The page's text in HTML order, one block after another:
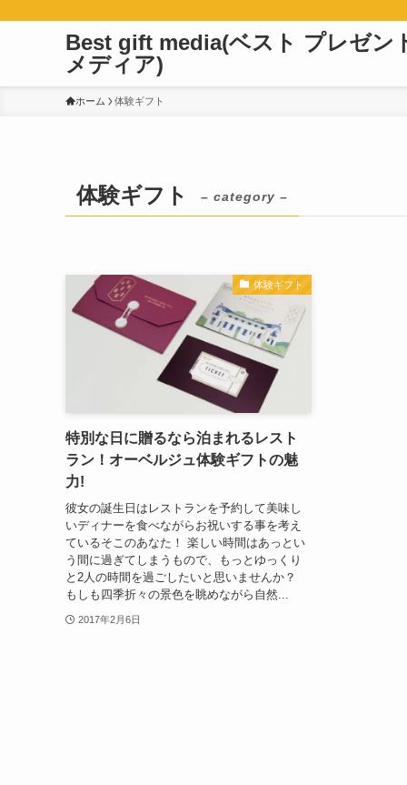
Best gift media(ベスト プレゼン
メディア)
ホーム 体験ギフト
体験ギフト – category –
体験ギフト
特別な日に贈るなら泊まれるレスト
ラン！オーベルジュ体験ギフトの魅
力!
彼女の誕生日はレストランを予約して美味し
いディナーを食べながらお祝いする事を考え
ているそこのあなた！ 楽しい時間はあっとい
う間に過ぎてしまうもので、もっとゆっくり
と2人の時間を過ごしたいと思いませんか？
もしも四季折々の景色を眺めながら自然...
2017年2月6日